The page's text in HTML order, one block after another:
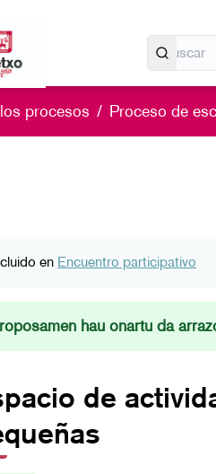
procesos / Proceso de
en Encuentro participativo
hau onartu da
de